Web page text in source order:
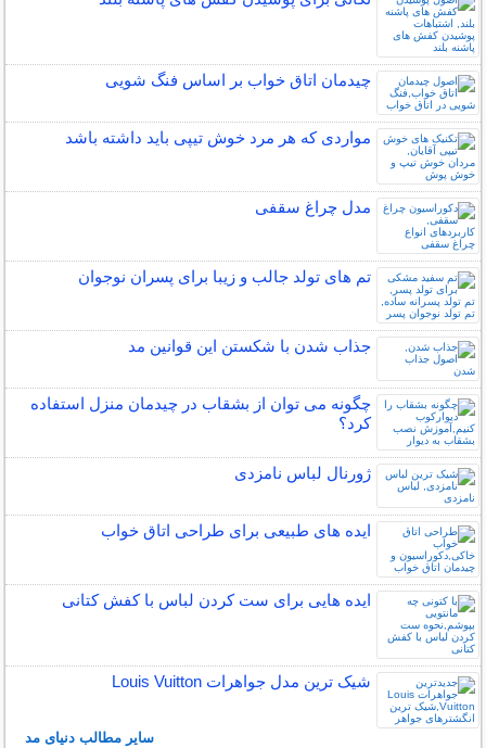
چیدمان اتاق خواب بر اساس فنگ شویی
مواردی که هر مرد خوش تیپی باید داشته باشد
مدل چراغ سقفی
تم های تولد جالب و زیبا برای پسران نوجوان
جذاب شدن با شکستن این قوانین مد
چگونه می توان از بشقاب در چیدمان منزل استفاده
کرد؟
ژورنال لباس نامزدی
ایده های طبیعی برای طراحی اتاق خواب
ایده هایی برای ست کردن لباس با کفش کتانی
شیک ترین مدل جواهرات Louis Vuitton
سایر مطالب دنیای مد